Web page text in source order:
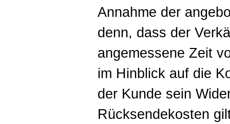
Annahme der
denn, dass der
angemessene Zeit
im Hinblick auf die
der Kunde sein
Rücksendekosten